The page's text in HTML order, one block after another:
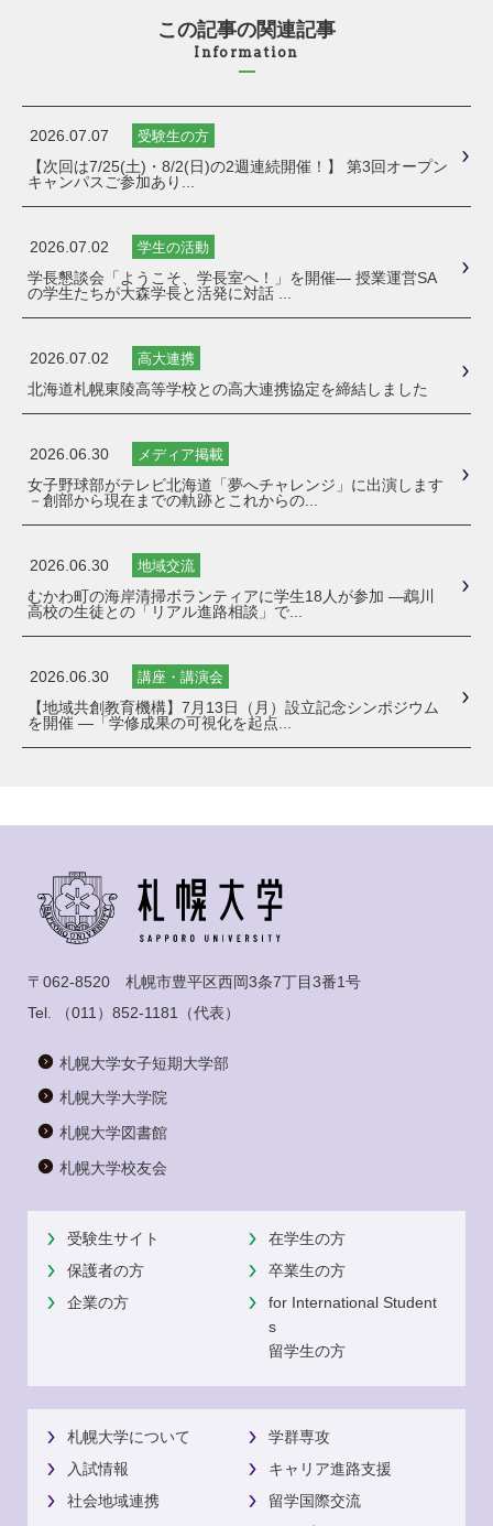
この記事の関連記事
Information
2026.07.07 受験生の方
【次回は7/25(土)・8/2(日)の2週連続開催！】 第3回オープン
キャンパスご参加あり...
2026.07.02 学生の活動
学長懇談会「ようこそ、学長室へ！」を開催― 授業運営SA
の学生たちが大森学長と活発に対話 ...
2026.07.02 高大連携
北海道札幌東陵高等学校との高大連携協定を締結しました
2026.06.30 メディア掲載
女子野球部がテレビ北海道「夢へチャレンジ」に出演します
－創部から現在までの軌跡とこれからの...
2026.06.30 地域交流
むかわ町の海岸清掃ボランティアに学生18人が参加 ―鵡川
高校の生徒との「リアル進路相談」で...
2026.06.30 講座・講演会
【地域共創教育機構】7月13日（月）設立記念シンポジウム
を開催 ―「学修成果の可視化を起点...
〒062-8520 札幌市豊平区西岡3条7丁目3番1号
Tel.
（011）852-1181 （代表）
札幌大学女子短期大学部
札幌大学大学院
札幌大学図書館
札幌大学校友会
受験生サイト
在学生の方
保護者の方
卒業生の方
企業の方
for International Student
s
留学生の方
札幌大学について
学群専攻
入試情報
キャリア進路支援
社会地域連携
留学国際交流